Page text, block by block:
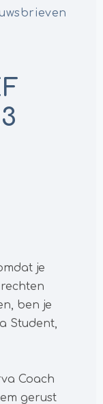
je
ben je
Student,
Coach
gerust